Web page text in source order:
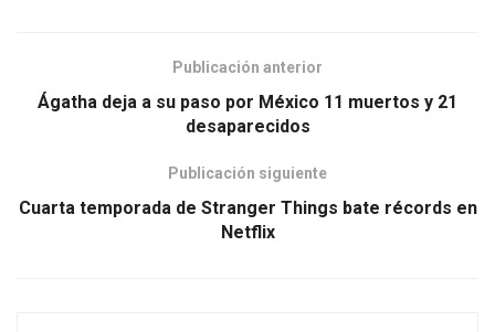
Publicación anterior
Ágatha deja a su paso por México 11 muertos y 21
desaparecidos
Publicación siguiente
Cuarta temporada de Stranger Things bate récords en
Netflix